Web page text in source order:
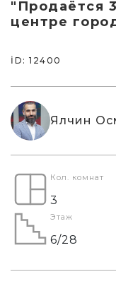
"Продаётся
центре
İD: 12400
Ялчин
Кол. комнат
3
Этаж
6/28